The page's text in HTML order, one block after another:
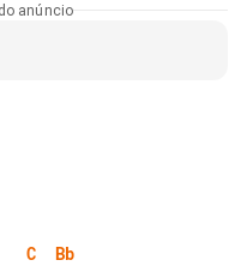
anúncio
C
Bb